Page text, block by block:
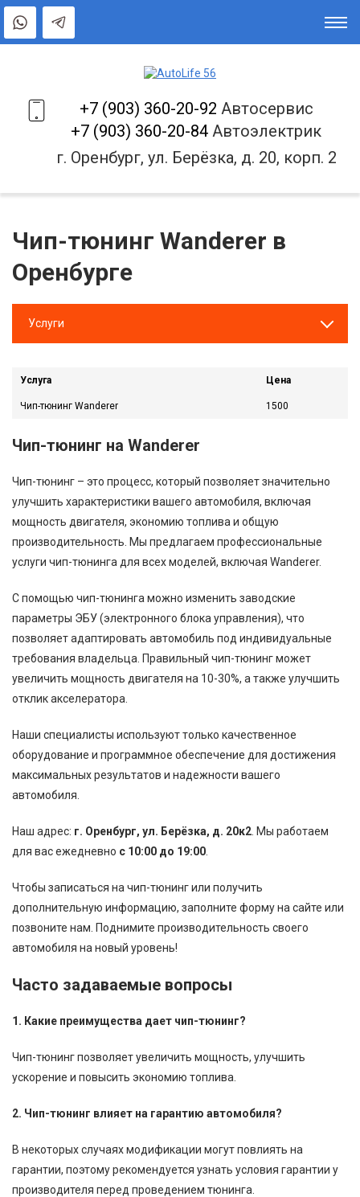
+7 (903) 360-20-92 Автосервис
+7 (903) 360-20-84 Автоэлектрик
г. Оренбург, ул. Берёзка, д. 20, корп. 2
Чип-тюнинг Wanderer в
Оренбурге
Услуги
Услуга Цена
Чип-тюнинг Wanderer 1500
Чип-тюнинг на Wanderer
Чип-тюнинг – это процесс, который позволяет значительно
улучшить характеристики вашего автомобиля, включая
мощность двигателя, экономию топлива и общую
производительность. Мы предлагаем профессиональные
услуги чип-тюнинга для всех моделей, включая Wanderer.
С помощью чип-тюнинга можно изменить заводские
параметры ЭБУ (электронного блока управления), что
позволяет адаптировать автомобиль под индивидуальные
требования владельца. Правильный чип-тюнинг может
увеличить мощность двигателя на 10-30%, а также улучшить
отклик акселератора.
Наши специалисты используют только качественное
оборудование и программное обеспечение для достижения
максимальных результатов и надежности вашего
автомобиля.
Наш адрес: г. Оренбург, ул. Берёзка, д. 20к2 . Мы работаем
для вас ежедневно с 10:00 до 19:00
Чтобы записаться на чип-тюнинг или получить
дополнительную информацию, заполните форму на сайте или
позвоните нам. Поднимите производительность своего
автомобиля на новый уровень!
Часто задаваемые вопросы
1. Какие преимущества дает чип-тюнинг?
Чип-тюнинг позволяет увеличить мощность, улучшить
ускорение и повысить экономию топлива.
2. Чип-тюнинг влияет на гарантию автомобиля?
В некоторых случаях модификации могут повлиять на
гарантии, поэтому рекомендуется узнать условия гарантии у
производителя перед проведением тюнинга.